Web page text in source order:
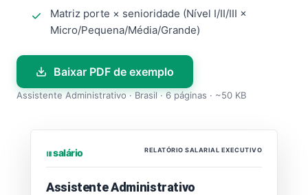
Matriz porte × senioridade (Nível I/II/III ×
Micro/Pequena/Média/Grande)
Baixar PDF de exemplo
Assistente Administrativo · Brasil · 6 páginas · ~50 KB
⏐⏐⏐ salário RELATÓRIO SALARIAL EXECUTIVO
Assistente Administrativo